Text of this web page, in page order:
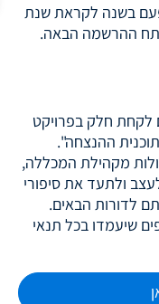
בשנה לקראת שנת
ההרשמה הבאה.
לקחת חלק בפרויקט
ההנצחה".
מקהילת המכללה,
ולתעד את סיפורי
לדורות הבאים.
₪. למשתתפים שיעמדו בכל תנאי